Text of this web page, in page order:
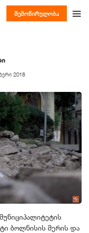
შემოწირულობა
2018
ბოლნისის მერის და